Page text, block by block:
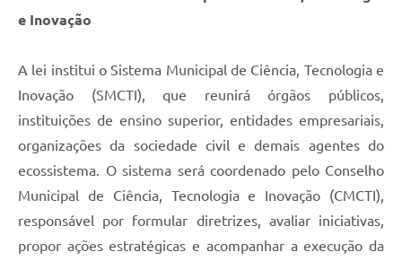
e Inovação
A lei institui o Sistema Municipal de Ciência, Tecnologia e
Inovação (SMCTI), que reunirá órgãos públicos,
instituições de ensino superior, entidades empresariais,
organizações da sociedade civil e demais agentes do
ecossistema. O sistema será coordenado pelo Conselho
Municipal de Ciência, Tecnologia e Inovação (CMCTI),
responsável por formular diretrizes, avaliar iniciativas,
propor ações estratégicas e acompanhar a execução da